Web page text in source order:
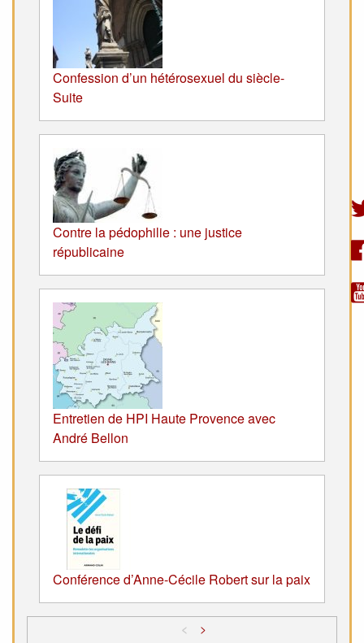
Confession d’un hétérosexuel du siècle-
Suite
Contre la pédophilie : une justice
républicaine
Entretien de HPI Haute Provence avec
André Bellon
Conférence d’Anne-Cécile Robert sur la paix
< >